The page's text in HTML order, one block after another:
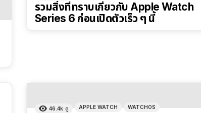
รวมสิ่งที่ทราบเกี่ยวกับ Apple Watch
Series 6 ก่อนเปิดตัวเร็ว ๆ นี้
46.4k ดู APPLE WATCH WATCHOS